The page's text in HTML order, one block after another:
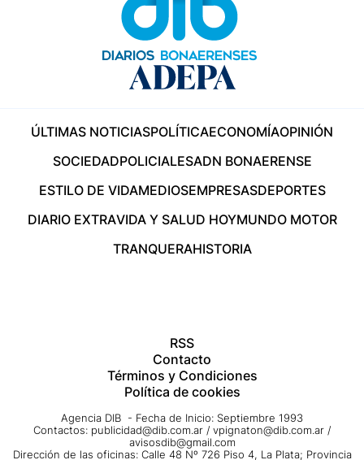
ÚLTIMAS NOTICIASPOLÍTICAECONOMÍAOPINIÓN
SOCIEDADPOLICIALESADN BONAERENSE
ESTILO DE VIDAMEDIOSEMPRESASDEPORTES
DIARIO EXTRAVIDA Y SALUD HOYMUNDO MOTOR
TRANQUERAHISTORIA
RSS
Contacto
Términos y Condiciones
Política de cookies
Agencia DIB - Fecha de Inicio: Septiembre 1993
Contactos: publicidad@dib.com.ar / vpignaton@dib.com.ar /
avisosdib@gmail.com
Dirección de las oficinas: Calle 48 Nº 726 Piso 4, La Plata; Provincia